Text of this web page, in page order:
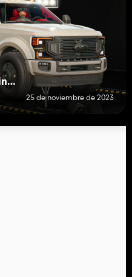
Ford F450 CrewCab Platinum DRW 2020
25 de noviembre de 2023